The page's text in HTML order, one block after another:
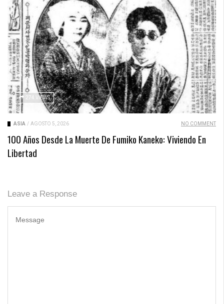
274 VIEWS
ASIA / AGOSTO 5, 2026 NO COMMENT
100 Años Desde La Muerte De Fumiko Kaneko: Viviendo En
Libertad
Leave a Response